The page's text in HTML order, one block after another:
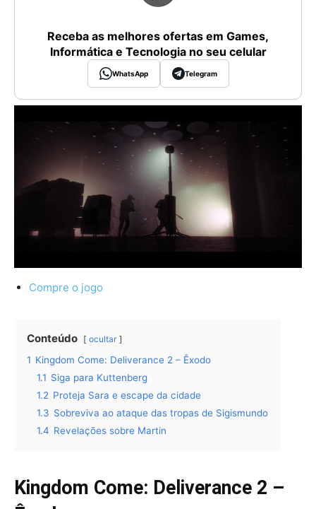
Receba as melhores ofertas em Games,
Informática e Tecnologia no seu celular
WhatsApp Telegram
Compre o jogo
Conteúdo ocultar
1 Kingdom Come: Deliverance 2 – Êxodo
1.1 Siga para Kuttenberg
1.2 Proteja Sara e escape da cidade
1.3 Sobreviva ao ataque das tropas de Sigismundo
1.4 Revelações sobre Martin
Kingdom Come: Deliverance 2 –